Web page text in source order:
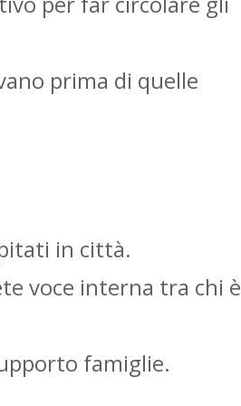
prima di quelle
in città.
voce interna tra chi è
famiglie.